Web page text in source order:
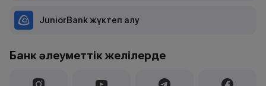
Банк әлеуметтік желілерде
JuniorBank жүктеп алу